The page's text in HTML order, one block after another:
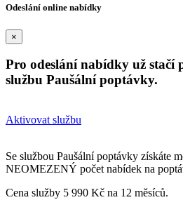
Odeslání online nabídky
×
Pro odeslání nabídky už stačí
službu Paušální poptávky.
Aktivovat službu
Se službou Paušální poptávky získáte
NEOMEZENÝ počet nabídek na
Cena služby 5 990 Kč na 12 měsíců.